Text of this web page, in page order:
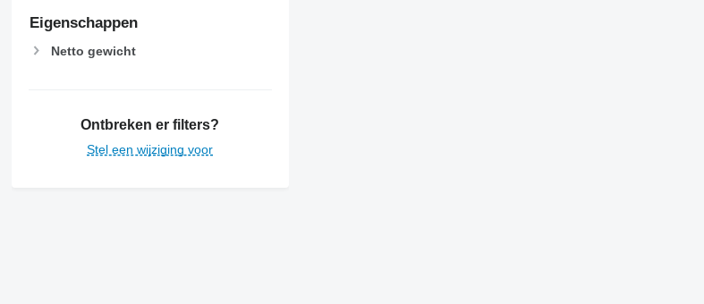
Eigenschappen
Netto gewicht
Ontbreken er filters?
Stel een wijziging voor